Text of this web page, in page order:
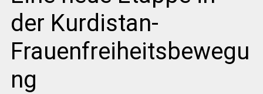
der Kurdistan-
Frauenfreiheitsbewegu
ng